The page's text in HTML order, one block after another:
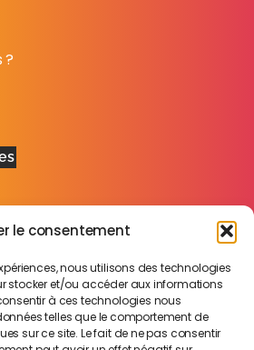
le consentement
nous utilisons des technologies
stocker et/ou accéder aux informations
à ces technologies nous
telles que le comportement de
sur ce site. Le fait de ne pas consentir
?